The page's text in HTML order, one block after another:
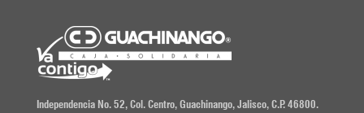
Independencia No. 52, Col. Centro, Guachinango, Jalisco, C.P. 46800.